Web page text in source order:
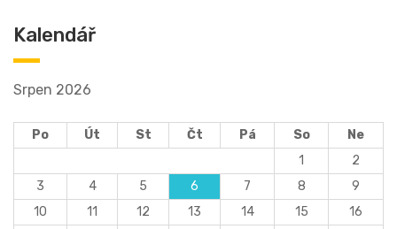
Kalendář
Srpen 2026
Po Út St Čt Pá So
Ne
1
2
3
4 5 6 7 8
9
10
11 12 13 14 15
16